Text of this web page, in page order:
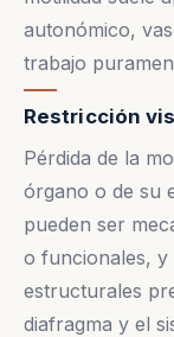
autonómico,
trabajo
Restricción
Pérdida de la
órgano o de su
pueden ser
o funcionales, y
estructurales
diafragma y el